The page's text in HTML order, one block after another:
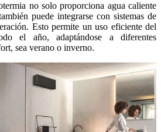
no solo proporciona agua caliente
puede integrarse con sistemas de
Esto permite un uso eficiente del
el año, adaptándose a diferentes
sea verano o inverno.